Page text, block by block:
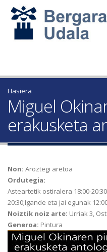
Hasiera
Miguel
erakusketa
Non: Aroztegi aretoa
Ordutegia:
Asteartetik ostiralera 18:00-
20:30;Igande eta jai egunak
Noiztik noiz arte: Urriak 3,
Generoa: Pintura